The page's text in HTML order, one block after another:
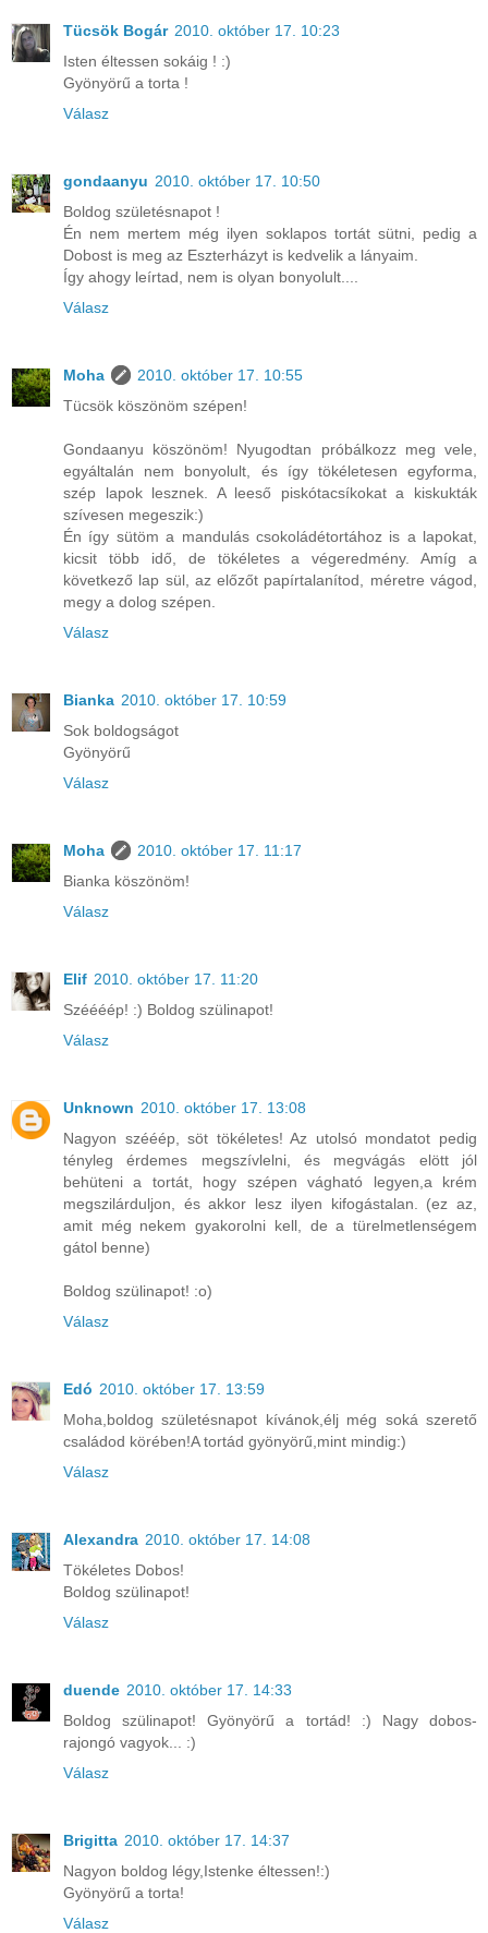
Tücsök Bogár 2010. október 17. 10:23
Isten éltessen sokáig ! :)
Gyönyörű a torta !
Válasz
gondaanyu 2010. október 17. 10:50
Boldog születésnapot !
Én nem mertem még ilyen soklapos tortát sütni, pedig a
Dobost is meg az Eszterházyt is kedvelik a lányaim.
Így ahogy leírtad, nem is olyan bonyolult....
Válasz
Moha
2010. október 17. 10:55
Tücsök köszönöm szépen!
Gondaanyu köszönöm! Nyugodtan próbálkozz meg vele,
egyáltalán nem bonyolult, és így tökéletesen egyforma,
szép lapok lesznek. A leeső piskótacsíkokat a kiskukták
szívesen megeszik:)
Én így sütöm a mandulás csokoládétortához is a lapokat,
kicsit több idő, de tökéletes a végeredmény. Amíg a
következő lap sül, az előzőt papírtalanítod, méretre vágod,
megy a dolog szépen.
Válasz
Bianka 2010. október 17. 10:59
Sok boldogságot
Gyönyörű
Válasz
Moha
2010. október 17. 11:17
Bianka köszönöm!
Válasz
Elif 2010. október 17. 11:20
Széééép! :) Boldog szülinapot!
Válasz
Unknown 2010. október 17. 13:08
Nagyon szééép, söt tökéletes! Az utolsó mondatot pedig
tényleg érdemes megszívlelni, és megvágás elött jól
behüteni a tortát, hogy szépen vágható legyen,a krém
megszilárduljon, és akkor lesz ilyen kifogástalan. (ez az,
amit még nekem gyakorolni kell, de a türelmetlenségem
gátol benne)
Boldog szülinapot! :o)
Válasz
Edó 2010. október 17. 13:59
Moha,boldog születésnapot kívánok,élj még soká szerető
családod körében!A tortád gyönyörű,mint mindig:)
Válasz
Alexandra 2010. október 17. 14:08
Tökéletes Dobos!
Boldog szülinapot!
Válasz
duende 2010. október 17. 14:33
Boldog szülinapot! Gyönyörű a tortád! :) Nagy dobos-
rajongó vagyok... :)
Válasz
Brigitta 2010. október 17. 14:37
Nagyon boldog légy,Istenke éltessen!:)
Gyönyörű a torta!
Válasz